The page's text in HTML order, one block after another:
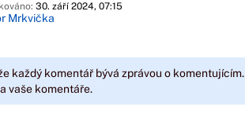
30. září 2024, 07:15
Mrkvička
každý komentář bývá zprávou o komentujícím.
vaše komentáře.